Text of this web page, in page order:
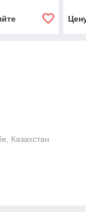
Казахстан